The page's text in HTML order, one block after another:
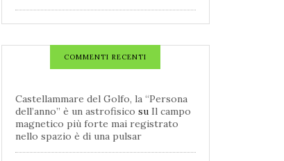
COMMENTI RECENTI
Castellammare del Golfo, la “Persona
dell’anno” è un astrofisico su Il campo
magnetico più forte mai registrato
nello spazio è di una pulsar